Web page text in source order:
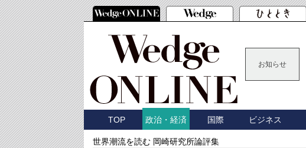
お知らせ
TOP 政治・経済 国際 ビジネス
世界潮流を読む 岡崎研究所論評集